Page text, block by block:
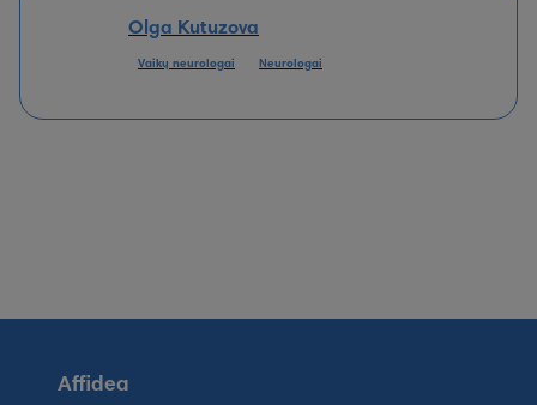
Olga Kutuzova
Vaikų neurologai Neurologai
Affidea